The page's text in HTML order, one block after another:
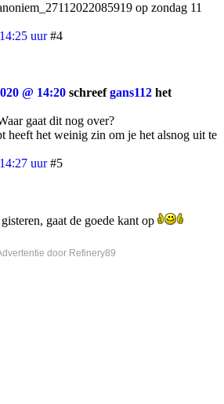
op zondag 11
uur #4
@ 14:20 schreefgans112 het
gaat dit nog over?
heeft het weinig zin om je het alsnog uit te
uur #5
gaat de goede kant op
door Refinery89